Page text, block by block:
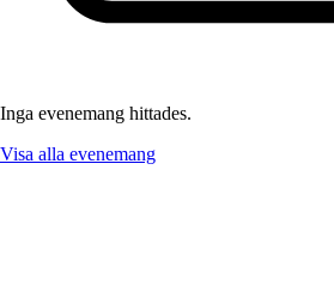
Inga evenemang hittades.
Visa alla evenemang